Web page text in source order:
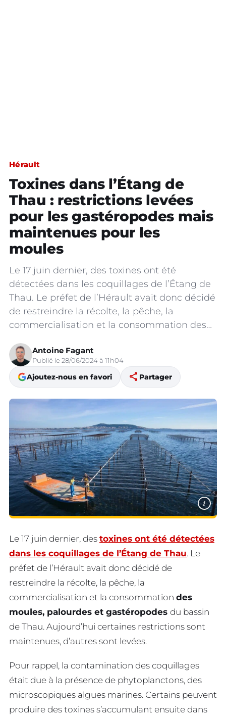
Hérault
Toxines dans l’Étang de
Thau : restrictions levées
pour les gastéropodes mais
maintenues pour les
moules
Le 17 juin dernier, des toxines ont été
détectées dans les coquillages de l’Étang de
Thau. Le préfet de l’Hérault avait donc décidé
de restreindre la récolte, la pêche, la
commercialisation et la consommation des…
Antoine Fagant
Publié le 28/06/2024 à 11h04
Ajoutez-nous en favori share Partager
i
Le 17 juin dernier, des toxines ont été détectées
dans les coquillages de l’Étang de Thau. Le
préfet de l’Hérault avait donc décidé de
restreindre la récolte, la pêche, la
commercialisation et la consommation des
moules, palourdes et gastéropodes du bassin
de Thau. Aujourd’hui certaines restrictions sont
maintenues, d’autres sont levées.
Pour rappel, la contamination des coquillages
était due à la présence de phytoplanctons, des
microscopiques algues marines. Certains peuvent
produire des toxines s’accumulant ensuite dans